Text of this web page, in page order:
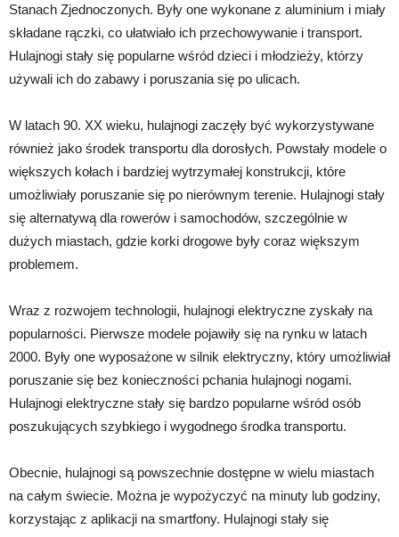
Stanach Zjednoczonych. Były one wykonane z aluminium i miały
składane rączki, co ułatwiało ich przechowywanie i transport.
Hulajnogi stały się popularne wśród dzieci i młodzieży, którzy
używali ich do zabawy i poruszania się po ulicach.
W latach 90. XX wieku, hulajnogi zaczęły być wykorzystywane
również jako środek transportu dla dorosłych. Powstały modele o
większych kołach i bardziej wytrzymałej konstrukcji, które
umożliwiały poruszanie się po nierównym terenie. Hulajnogi stały
się alternatywą dla rowerów i samochodów, szczególnie w
dużych miastach, gdzie korki drogowe były coraz większym
problemem.
Wraz z rozwojem technologii, hulajnogi elektryczne zyskały na
popularności. Pierwsze modele pojawiły się na rynku w latach
2000. Były one wyposażone w silnik elektryczny, który umożliwiał
poruszanie się bez konieczności pchania hulajnogi nogami.
Hulajnogi elektryczne stały się bardzo popularne wśród osób
poszukujących szybkiego i wygodnego środka transportu.
Obecnie, hulajnogi są powszechnie dostępne w wielu miastach
na całym świecie. Można je wypożyczyć na minuty lub godziny,
korzystając z aplikacji na smartfony. Hulajnogi stały się